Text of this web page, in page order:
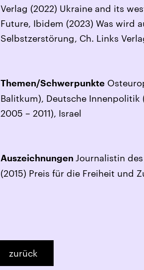
Verlag (2022) Ukraine and its
Future, Ibidem (2023) Was wird
Selbstzerstörung, Ch. Links
Themen/Schwerpunkte
Balitkum), Deutsche
2005 – 2011), Israel
Auszeichnungen Journalistin
(2015) Preis für die Freiheit und
zurück